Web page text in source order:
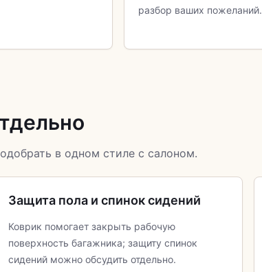
разбор ваших пожеланий.
в одном стиле с салоном.
Защита пола и спинок сидений
Коврик помогает закрыть рабочую
поверхность багажника; защиту спинок
сидений можно обсудить отдельно.